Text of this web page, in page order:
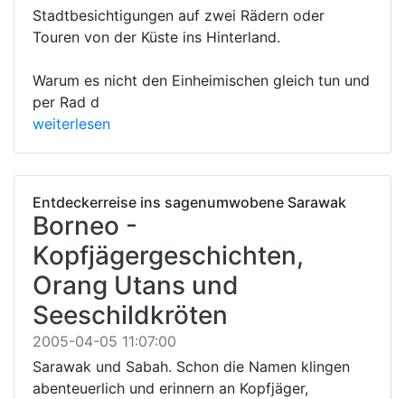
Stadtbesichtigungen auf zwei Rädern oder
Touren von der Küste ins Hinterland.
Warum es nicht den Einheimischen gleich tun und
per Rad d
weiterlesen
Entdeckerreise ins sagenumwobene Sarawak
Borneo -
Kopfjägergeschichten,
Orang Utans und
Seeschildkröten
2005-04-05 11:07:00
Sarawak und Sabah. Schon die Namen klingen
abenteuerlich und erinnern an Kopfjäger,